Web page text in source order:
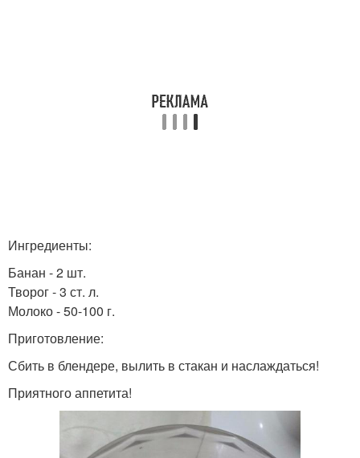
Ингредиенты:
Банан - 2 шт.
Творог - 3 ст. л.
Молоко - 50-100 г.
Приготовление:
Сбить в блендере, вылить в стакан и наслаждаться!
Приятного аппетита!